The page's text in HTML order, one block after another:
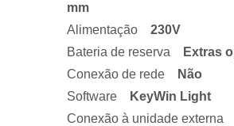
mm
Alimentação
230V
Bateria de reserva
Extras
Conexão de rede
Não
Software
KeyWin Light
Conexão à unidade externa